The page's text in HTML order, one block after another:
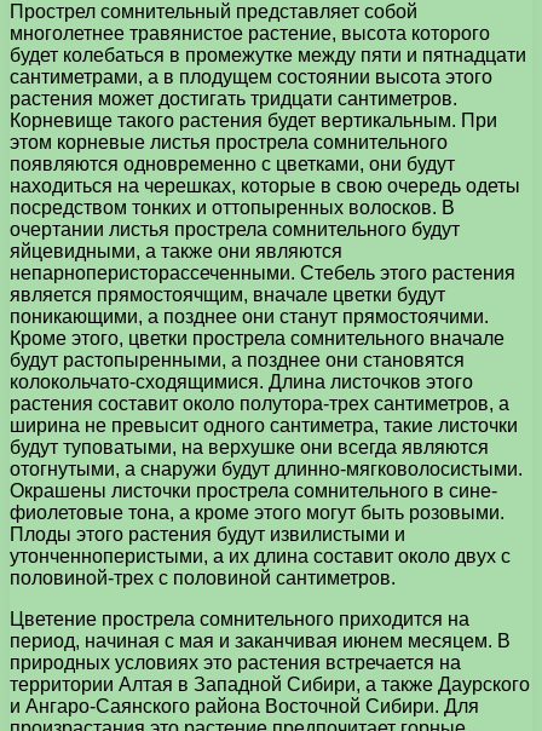
Прострел сомнительный представляет собой
многолетнее травянистое растение, высота которого
будет колебаться в промежутке между пяти и пятнадцати
сантиметрами, а в плодущем состоянии высота этого
растения может достигать тридцати сантиметров.
Корневище такого растения будет вертикальным. При
этом корневые листья прострела сомнительного
появляются одновременно с цветками, они будут
находиться на черешках, которые в свою очередь одеты
посредством тонких и оттопыренных волосков. В
очертании листья прострела сомнительного будут
яйцевидными, а также они являются
непарноперисторассеченными. Стебель этого растения
является прямостоячщим, вначале цветки будут
поникающими, а позднее они станут прямостоячими.
Кроме этого, цветки прострела сомнительного вначале
будут растопыренными, а позднее они становятся
колокольчато-сходящимися. Длина листочков этого
растения составит около полутора-трех сантиметров, а
ширина не превысит одного сантиметра, такие листочки
будут туповатыми, на верхушке они всегда являются
отогнутыми, а снаружи будут длинно-мягковолосистыми.
Окрашены листочки прострела сомнительного в сине-
фиолетовые тона, а кроме этого могут быть розовыми.
Плоды этого растения будут извилистыми и
утонченноперистыми, а их длина составит около двух с
половиной-трех с половиной сантиметров.
Цветение прострела сомнительного приходится на
период, начиная с мая и заканчивая июнем месяцем. В
природных условиях это растения встречается на
территории Алтая в Западной Сибири, а также Даурского
и Ангаро-Саянского района Восточной Сибири. Для